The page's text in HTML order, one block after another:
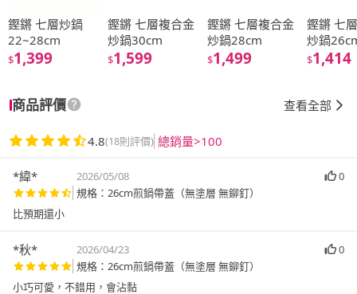
鏗鏘 七層炒鍋
22~28cm
$1,399
鏗鏘 七層複合金
炒鍋30cm
$1,599
鏗鏘 七層複合金
炒鍋28cm
$1,499
鏗鏘 七
炒鍋
$1,414
商品評價 查看全部
4.8(18則評價) 總銷量>100
*緯* 2026/05/08
0
規格：26cm煎鍋帶蓋（無塗層 無鉚釘）
比預期還小
*秋* 2026/04/23
0
規格：26cm煎鍋帶蓋（無塗層 無鉚釘）
小巧可愛，不錯用，會沾黏